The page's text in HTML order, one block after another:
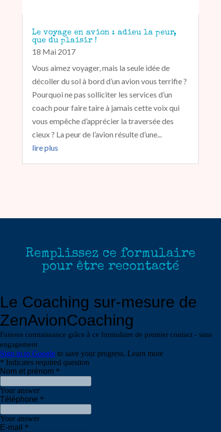
Le voyage en avion : adieu la peur,
que du plaisir !
18 Mai 2017
Vous aimez voyager, mais la seule idée de
décoller du sol à bord d’un avion vous terrifie ?
Pourquoi ne pas solliciter les services d’un
coach pour faire taire à jamais cette voix qui
vous empêche d’apprécier la traversée des
cieux ? La peur de l’avion résulte d’une...
lire plus
Remplissez ce formulaire
pour être recontacté